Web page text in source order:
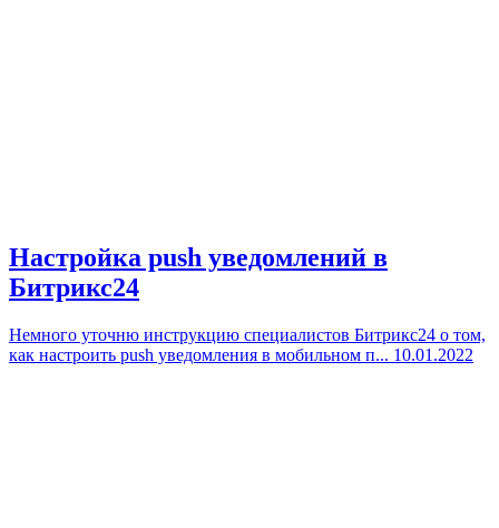
Настройка push уведомлений в
Битрикс24
Немного уточню инструкцию специалистов Битрикс24 о том,
как настроить push уведомления в мобильном п... 10.01.2022